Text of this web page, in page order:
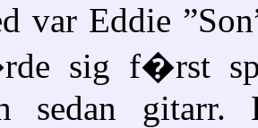
var Eddie
Son
sig f�rst
sedan gitarr.